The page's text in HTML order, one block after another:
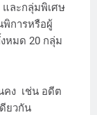
และกลุ่มพิเศษ
การหรือผู้
หมด 20 กลุ่ม
คง เช่น อดีต
ยวกัน